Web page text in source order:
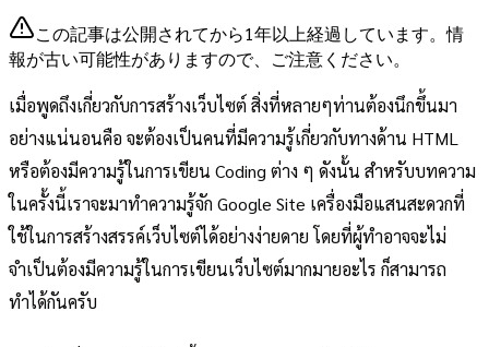
この記事は公開されてから1年以上経過しています。情
報が古い可能性がありますので、ご注意ください。
เมื่อพูดถึงเกี่ยวกับการสร้างเว็บไซต์ สิ่งที่หลายๆท่านต้องนึกขึ้นมา
อย่างแน่นอนคือ จะต้องเป็นคนที่มีความรู้เกี่ยวกับทางด้าน HTML
หรือต้องมีความรู้ในการเขียน Coding ต่าง ๆ ดังนั้น สำหรับบทความ
ในครั้งนี้เราจะมาทำความรู้จัก Google Site เครื่องมือแสนสะดวกที่
ใช้ในการสร้างสรรค์เว็บไซต์ได้อย่างง่ายดาย โดยที่ผู้ทำอาจจะไม่
จำเป็นต้องมีความรู้ในการเขียนเว็บไซต์มากมายอะไร ก็สามารถ
ทำได้กันครับ